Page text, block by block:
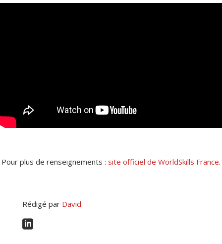
Pour plus de renseignements : site officiel de WorldSkills France.
Rédigé par David
